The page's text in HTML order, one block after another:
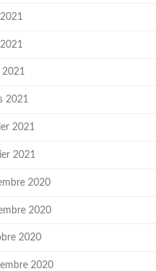
2021
2021
2021
2021
2020
2020
2020
2020